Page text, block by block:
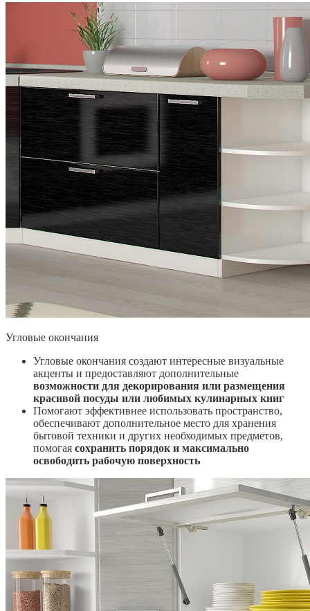
Угловые окончания
Угловые окончания создают интересные визуальные
акценты и предоставляют дополнительные
возможности для декорирования или размещения
красивой посуды или любимых кулинарных книг
Помогают эффективнее использовать пространство,
обеспечивают дополнительное место для хранения
бытовой техники и других необходимых предметов,
помогая сохранить порядок и максимально
освободить рабочую поверхность